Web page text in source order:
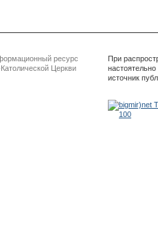
ресурс
Церкви
При
источник